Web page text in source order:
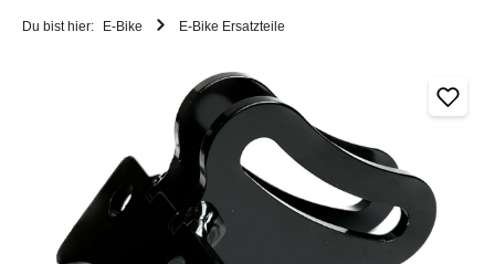
Du bist hier: E-Bike E-Bike Ersatzteile